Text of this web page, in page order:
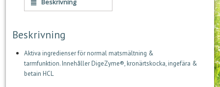
Beskrivning
Beskrivning
Aktiva ingredienser för normal matsmältning &
tarmfunktion. Innehåller DigeZyme®, kronärtskocka, ingefära &
betain HCL